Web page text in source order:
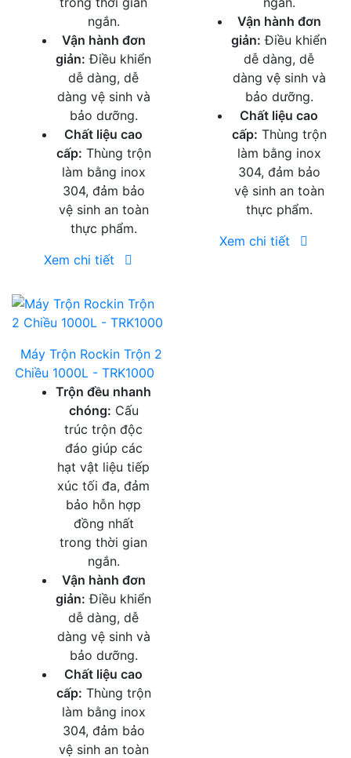
ngắn.
Vận hành đơn
giản: Điều khiển
dễ dàng, dễ
dàng vệ sinh và
bảo dưỡng.
Chất liệu cao
cấp: Thùng trộn
làm bằng inox
304, đảm bảo
vệ sinh an toàn
thực phẩm.
Xem chi tiết
Vận hành đơn
giản: Điều khiển
dễ dàng, dễ
dàng vệ sinh và
bảo dưỡng.
Chất liệu cao
cấp: Thùng trộn
làm bằng inox
304, đảm bảo
vệ sinh an toàn
thực phẩm.
Xem chi tiết
Máy Trộn Rockin Trộn 2
Chiều 1000L - TRK1000
Trộn đều nhanh
chóng: Cấu
trúc trộn độc
đáo giúp các
hạt vật liệu tiếp
xúc tối đa, đảm
bảo hỗn hợp
đồng nhất
trong thời gian
ngắn.
Vận hành đơn
giản: Điều khiển
dễ dàng, dễ
dàng vệ sinh và
bảo dưỡng.
Chất liệu cao
cấp: Thùng trộn
làm bằng inox
304, đảm bảo
vệ sinh an toàn